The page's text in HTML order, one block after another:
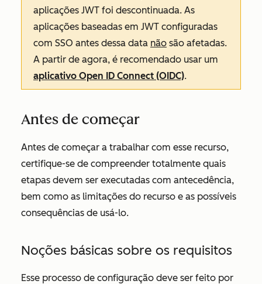
aplicações JWT foi descontinuada. As
aplicações baseadas em JWT configuradas
com SSO antes dessa data não são afetadas.
A partir de agora, é recomendado usar um
aplicativo Open ID Connect (OIDC).
Antes de começar
Antes de começar a trabalhar com esse recurso,
certifique-se de compreender totalmente quais
etapas devem ser executadas com antecedência,
bem como as limitações do recurso e as possíveis
consequências de usá-lo.
Noções básicas sobre os requisitos
Esse processo de configuração deve ser feito por